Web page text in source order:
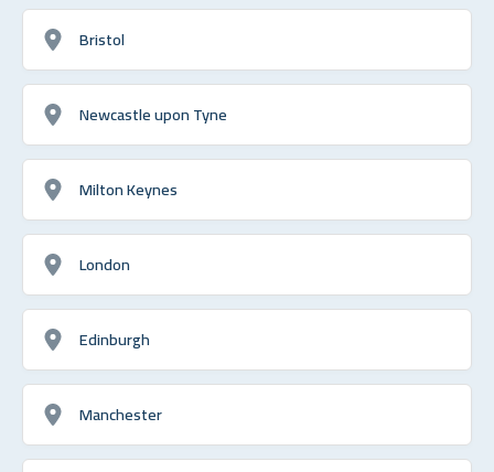
Bristol
Newcastle upon Tyne
Milton Keynes
London
Edinburgh
Manchester